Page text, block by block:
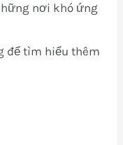
nơi khó ứng
để tìm hiểu thêm